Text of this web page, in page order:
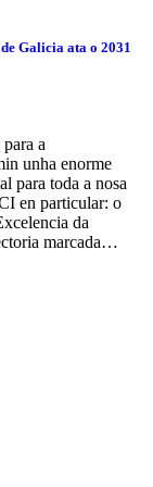
Galicia ata o 2031
a
unha enorme
para toda a nosa
en particular: o
da
marcada…